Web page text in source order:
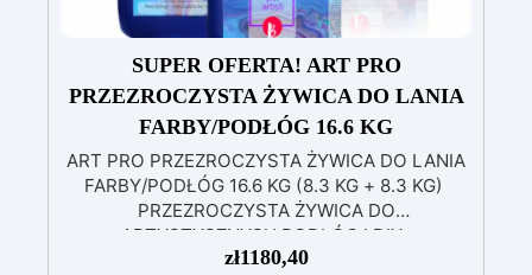
SUPER OFERTA! ART PRO
PRZEZROCZYSTA ŻYWICA DO LANIA
FARBY/PODŁÓG 16.6 KG
ART PRO PRZEZROCZYSTA ŻYWICA DO LANIA
FARBY/PODŁÓG 16.6 KG (8.3 KG + 8.3 KG)
PRZEZROCZYSTA ŻYWICA DO
ARTYSTYCZNYCH PODŁÓG I DIY
Wysokowydajna przezroczysta żywica to
zł1180,40